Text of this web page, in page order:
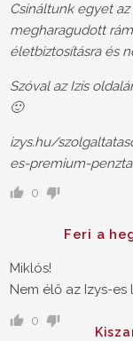
Csináltunk egyet
megharagudott
életbiztosításra és
Szóval az Izís
🙂
izys.hu/
es-premium-
0
Feri a
Miklós!
Nem élő az Izys-
0